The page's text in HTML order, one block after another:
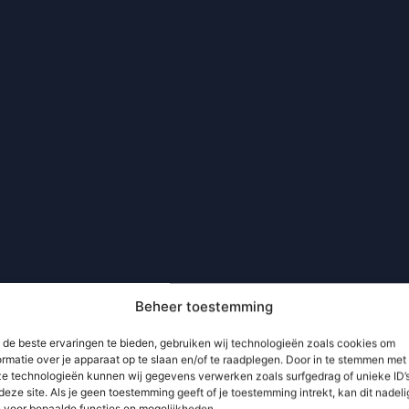
Beheer toestemming
de beste ervaringen te bieden, gebruiken wij technologieën zoals cookies om
over je apparaat op te slaan en/of te raadplegen. Door in te stemmen met
technologieën kunnen wij gegevens verwerken zoals surfgedrag of unieke
site. Als je geen toestemming geeft of je toestemming intrekt, kan dit